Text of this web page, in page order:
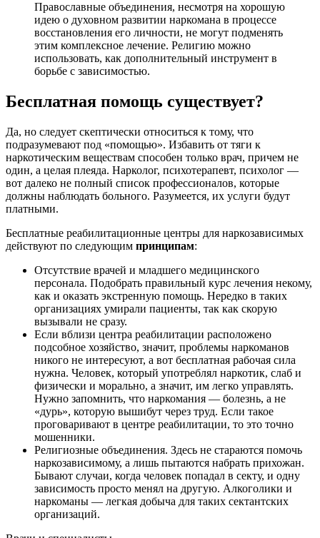
Православные объединения, несмотря на хорошую
идею о духовном развитии наркомана в процессе
восстановления его личности, не могут подменять
этим комплексное лечение. Религию можно
использовать, как дополнительный инструмент в
борьбе с зависимостью.
Бесплатная помощь существует?
Да, но следует скептически относиться к тому, что
подразумевают под «помощью». Избавить от тяги к
наркотическим веществам способен только врач, причем не
один, а целая плеяда. Нарколог, психотерапевт, психолог —
вот далеко не полный список профессионалов, которые
должны наблюдать больного. Разумеется, их услуги будут
платными.
Бесплатные реабилитационные центры для наркозависимых
действуют по следующим принципам:
Отсутствие врачей и младшего медицинского
персонала. Подобрать правильный курс лечения некому,
как и оказать экстренную помощь. Нередко в таких
организациях умирали пациенты, так как скорую
вызывали не сразу.
Если вблизи центра реабилитации расположено
подсобное хозяйство, значит, проблемы наркоманов
никого не интересуют, а вот бесплатная рабочая сила
нужна. Человек, который употреблял наркотик, слаб и
физически и морально, а значит, им легко управлять.
Нужно запомнить, что наркомания — болезнь, а не
«дурь», которую вышибут через труд. Если такое
проговаривают в центре реабилитации, то это точно
мошенники.
Религиозные объединения. Здесь не стараются помочь
наркозависимому, а лишь пытаются набрать прихожан.
Бывают случаи, когда человек попадал в секту, и одну
зависимость просто менял на другую. Алкоголики и
наркоманы — легкая добыча для таких сектантских
организаций.